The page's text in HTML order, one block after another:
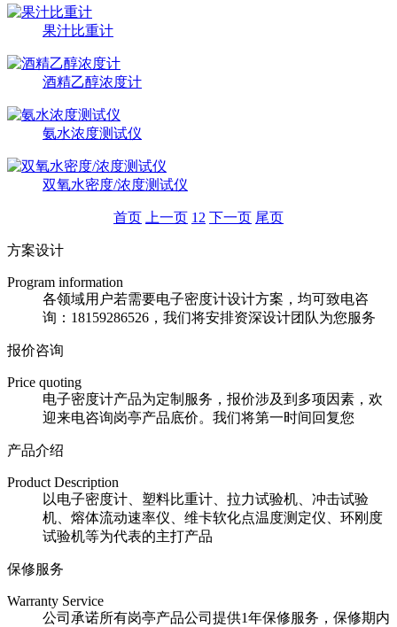
果汁比重计
酒精乙醇浓度计
氨水浓度测试仪
双氧水密度/浓度测试仪
首页 上一页 1 2 下一页 尾页
方案设计
Program information
各领域用户若需要电子密度计设计方案，均可致电咨
询：18159286526，我们将安排资深设计团队为您服务
报价咨询
Price quoting
电子密度计产品为定制服务，报价涉及到多项因素，欢
迎来电咨询岗亭产品底价。我们将第一时间回复您
产品介绍
Product Description
以电子密度计、塑料比重计、拉力试验机、冲击试验
机、熔体流动速率仪、维卡软化点温度测定仪、环刚度
试验机等为代表的主打产品
保修服务
Warranty Service
公司承诺所有岗亭产品公司提供1年保修服务，保修期内